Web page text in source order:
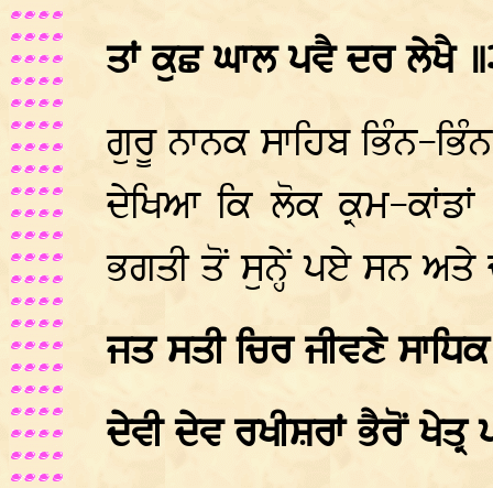
ਤਾਂ ਕੁਛ ਘਾਲ ਪਵੈ ਦਰ ਲੇਖੈ
ਗੁਰੂ ਨਾਨਕ ਸਾਹਿਬ ਭਿੰਨ-
ਦੇਖਿਆ ਕਿ ਲੋਕ ਕ੍ਰਮ-
ਭਗਤੀ ਤੋਂ ਸੁਨ੍ਹੇਂ ਪਏ ਸਨ ਅਤੇ
ਜਤ ਸਤੀ ਚਿਰ ਜੀਵਣੇ
ਦੇਵੀ ਦੇਵ ਰਖੀਸ਼ਰਾਂ ਭੈਰੋਂ